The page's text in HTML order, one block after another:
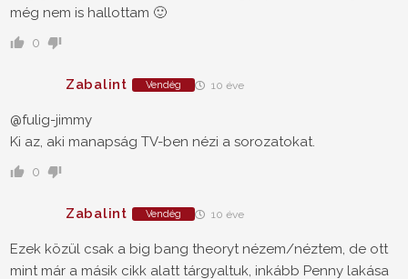
még nem is hallottam 🙂
0
Zabalint Vendég 10 éve
@fulig-jimmy
Ki az, aki manapság TV-ben nézi a sorozatokat.
0
Zabalint Vendég 10 éve
Ezek közül csak a big bang theoryt nézem/néztem, de ott
mint már a másik cikk alatt tárgyaltuk, inkább Penny lakása